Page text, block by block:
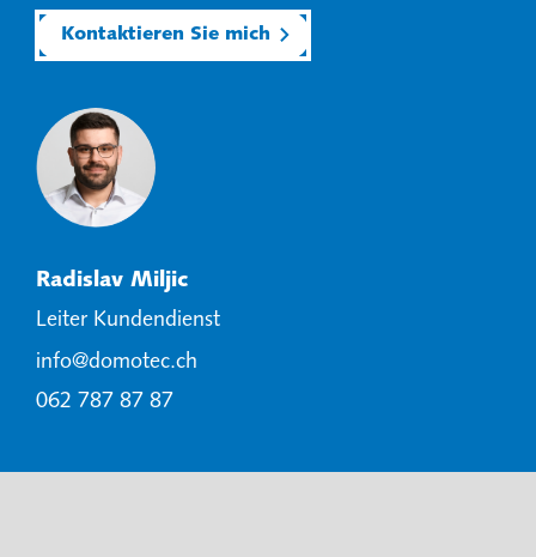
Kontaktieren Sie mich
Radislav Miljic
Leiter Kundendienst
info@domotec.ch
062 787 87 87